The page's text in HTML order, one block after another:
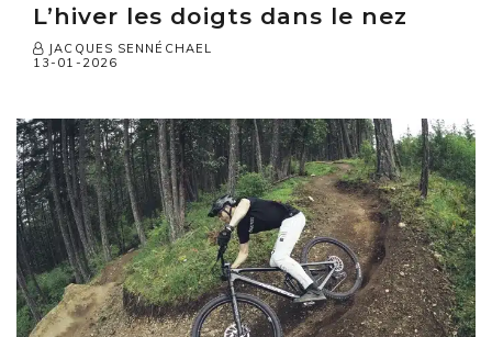
L’hiver les doigts dans le nez
JACQUES SENNÉCHAEL
13-01-2026